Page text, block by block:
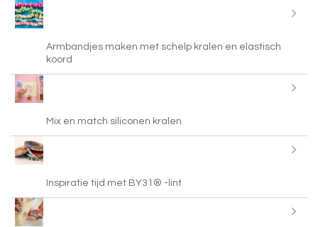
Armbandjes maken met schelp kralen en elastisch
koord
Mix en match siliconen kralen
Inspiratie tijd met BY31® -lint